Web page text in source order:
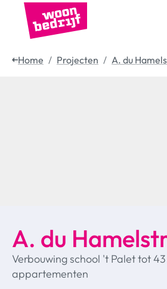
Home Projecten A. du
A. du
Verbouwing school 't Palet tot
appartementen